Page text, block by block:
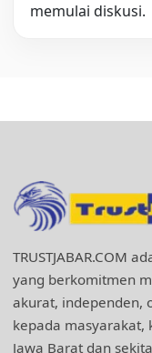
memulai diskusi.
TRUSTJABAR.COM
yang berkomitmen
akurat, independen,
kepada masyarakat,
Jawa Barat dan